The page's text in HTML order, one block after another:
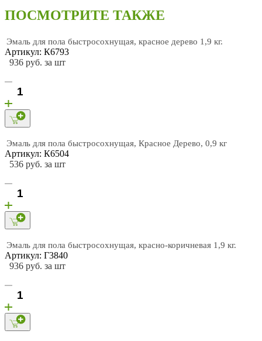
назначения в эмали сокращает время
долговечность лицевого покрытия. При
использовании быстросохнущей эмали
систематической уборке с применением
ПОСМОТРИТЕ ТАКЖЕ
Эмаль для пола быстросохнущая, красное дерево 1,9 кг.
Артикул: К6793
936 руб. за шт
Эмаль для пола быстросохнущая, Красное Дерево, 0,9 кг
Артикул: К6504
536 руб. за шт
Эмаль для пола быстросохнущая, красно-коричневая 1,9 кг.
Артикул: Г3840
936 руб. за шт